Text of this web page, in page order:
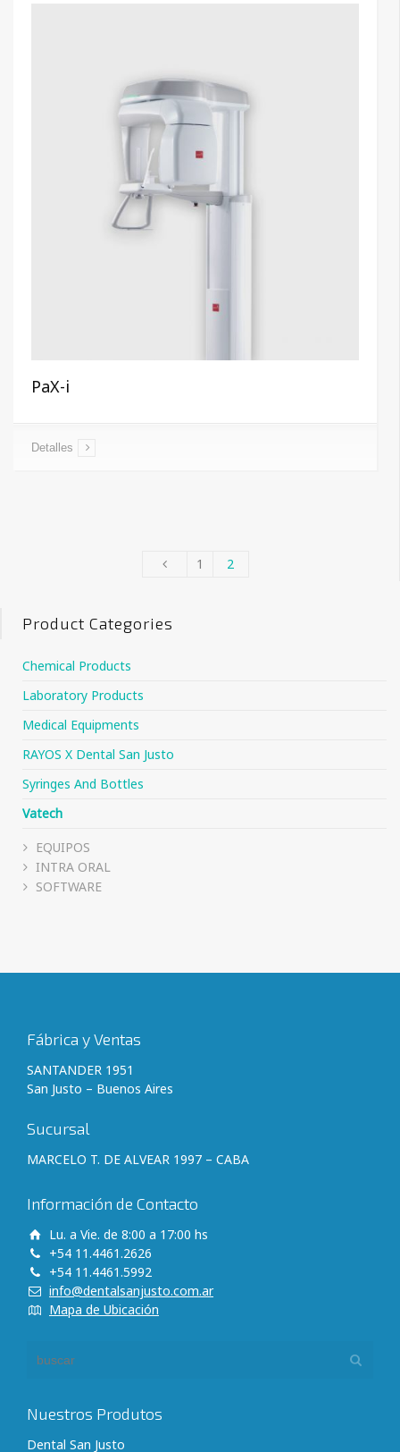
PaX-i
Detalles
1 2
Product Categories
Chemical Products
Laboratory Products
Medical Equipments
RAYOS X Dental San Justo
Syringes And Bottles
Vatech
EQUIPOS
INTRA ORAL
SOFTWARE
Fábrica y Ventas
SANTANDER 1951
San Justo – Buenos Aires
Sucursal
MARCELO T. DE ALVEAR 1997 – CABA
Información de Contacto
Lu. a Vie. de 8:00 a 17:00 hs
+54 11.4461.2626
+54 11.4461.5992
info@dentalsanjusto.com.ar
Mapa de Ubicación
Nuestros Produtos
Dental San Justo